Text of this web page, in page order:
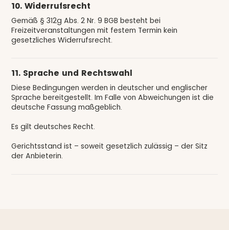
10. Widerrufsrecht
Gemäß § 312g Abs. 2 Nr. 9 BGB besteht bei
Freizeitveranstaltungen mit festem Termin kein
gesetzliches Widerrufsrecht.
11. Sprache und Rechtswahl
Diese Bedingungen werden in deutscher und englischer
Sprache bereitgestellt. Im Falle von Abweichungen ist die
deutsche Fassung maßgeblich.
Es gilt deutsches Recht.
Gerichtsstand ist – soweit gesetzlich zulässig – der Sitz
der Anbieterin.